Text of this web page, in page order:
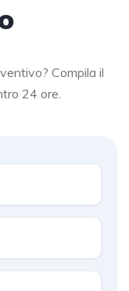
Compila il
24 ore.